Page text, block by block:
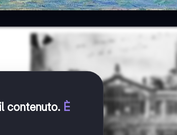
contenuto. È